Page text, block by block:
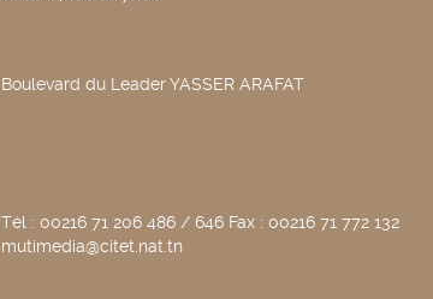
Boulevard du Leader YASSER ARAFAT
Tél : 00216 71 206 486 / 646 Fax : 00216 71 772 132
mutimedia@citet.nat.tn